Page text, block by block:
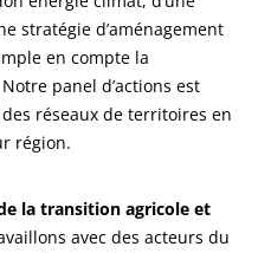
stratégie d’aménagement
en compte la
panel d’actions est
réseaux de territoires en
région.
la transition agricole et
avec des acteurs du